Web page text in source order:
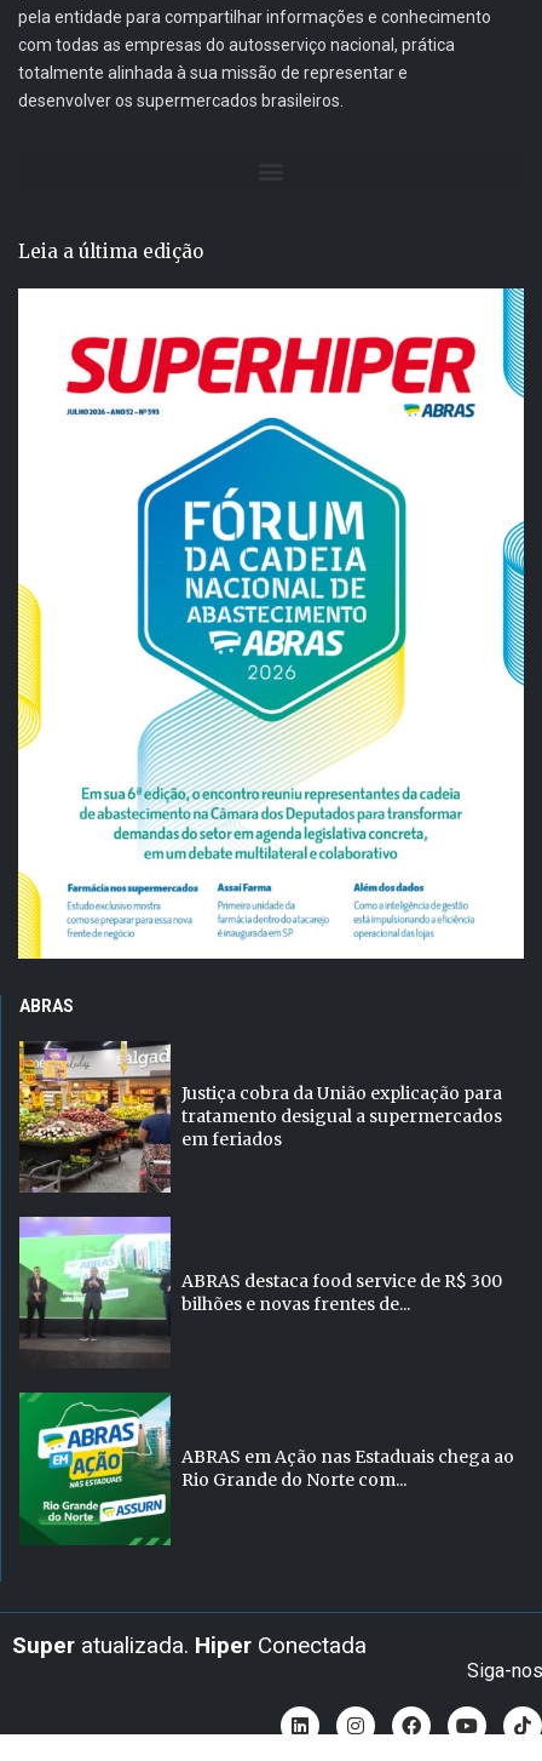
pela entidade para compartilhar informações e conhecimento
com todas as empresas do autosserviço nacional, prática
totalmente alinhada à sua missão de representar e
desenvolver os supermercados brasileiros.
Leia a última edição
ABRAS
Justiça cobra da União explicação para
tratamento desigual a supermercados
em feriados
ABRAS destaca food service de R$ 300
bilhões e novas frentes de...
ABRAS em Ação nas Estaduais chega ao
Rio Grande do Norte com...
Super atualizada. Hiper Conectada
Siga-nos